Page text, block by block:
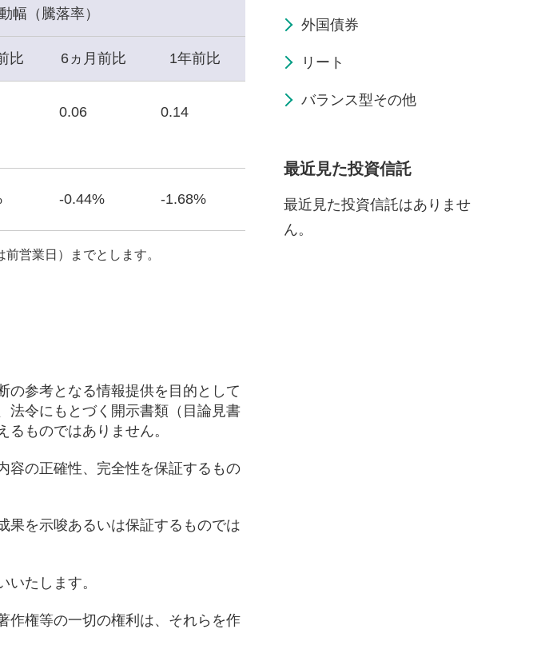
幅（騰落率）
比 6ヵ月前比 1年前比
0.06 0.14
-0.44% -1.68%
営業日）までとします。
の参考となる情報提供を目的として
法令にもとづく開示書類（目論見書
ものではありません。
容の正確性、完全性を保証するもの
果を示唆あるいは保証するものでは
たします。
作権等の一切の権利は、それらを作
外国債券
リート
バランス型その他
最近見た投資信託
最近見た投資信託はありませ
ん。